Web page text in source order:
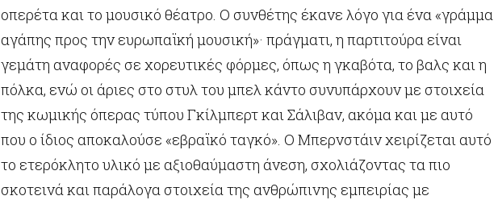
οπερέτα και το μουσικό θέατρο. Ο συνθέτης έκανε λόγο για ένα «γράμμα
αγάπης προς την ευρωπαϊκή μουσική»· πράγματι, η παρτιτούρα είναι
γεμάτη αναφορές σε χορευτικές φόρμες, όπως η γκαβότα, το βαλς και η
πόλκα, ενώ οι άριες στο στυλ του μπελ κάντο συνυπάρχουν με στοιχεία
της κωμικής όπερας τύπου Γκίλμπερτ και Σάλιβαν, ακόμα και με αυτό
που ο ίδιος αποκαλούσε «εβραϊκό ταγκό». Ο Μπερνστάιν χειρίζεται αυτό
το ετερόκλητο υλικό με αξιοθαύμαστη άνεση, σχολιάζοντας τα πιο
σκοτεινά και παράλογα στοιχεία της ανθρώπινης εμπειρίας με